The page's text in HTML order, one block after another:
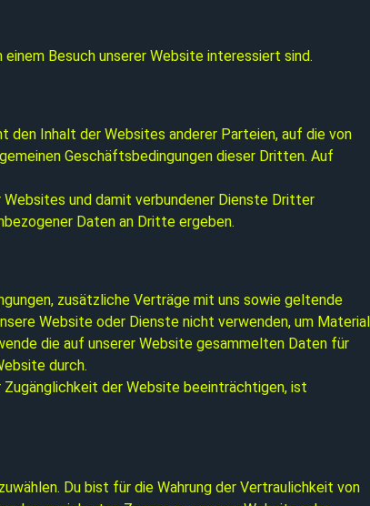
Besuch unserer Website interessiert sind.
den Inhalt der Websites anderer Parteien, auf die von
Geschäftsbedingungen dieser Dritten. Auf
und damit verbundener Dienste Dritter
Daten an Dritte ergeben.
zusätzliche Verträge mit uns sowie geltende
Website oder Dienste nicht verwenden, um Material
die auf unserer Website gesammelten Daten für
durch.
Zugänglichkeit der Website beeinträchtigen, ist
Du bist für die Wahrung der Vertraulichkeit von